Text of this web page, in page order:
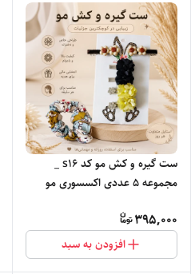
ست گیره و کش مو کد s16 _
مجموعه ۵ عددی اکسسوری مو
395,000
افزودن به سبد